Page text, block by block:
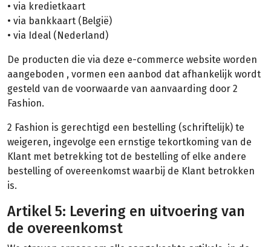
• via kredietkaart
• via bankkaart (België)
• via Ideal (Nederland)
De producten die via deze e-commerce website worden
aangeboden , vormen een aanbod dat afhankelijk wordt
gesteld van de voorwaarde van aanvaarding door 2
Fashion.
2 Fashion is gerechtigd een bestelling (schriftelijk) te
weigeren, ingevolge een ernstige tekortkoming van de
Klant met betrekking tot de bestelling of elke andere
bestelling of overeenkomst waarbij de Klant betrokken
is.
Artikel 5: Levering en uitvoering van
de overeenkomst